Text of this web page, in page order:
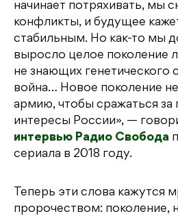
начинает потряхивать, мы
конфликты, и будущее
стабильным. Но как-то мы
выросло целое поколение
не знающих генетического
война… Новое поколение
армию, чтобы сражаться за
интересы России», —
интервью Радио Свобода
сериала в 2018 году.
Теперь эти слова кажутся
пророчеством: поколение,